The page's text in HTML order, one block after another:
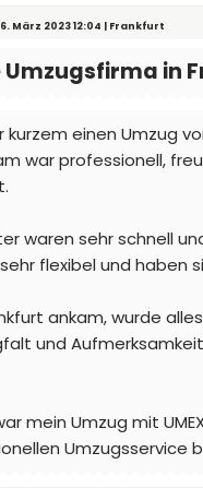
März 2023 12:04 | Frankfurt
Umzugsfirma in
einen Umzug
war professionell,
waren sehr schnell
flexibel und haben
ankam, wurde
und
mein Umzug mit
Umzugsservice